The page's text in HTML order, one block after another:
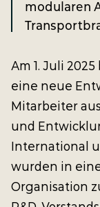
modularen
Am 1. Juli
eine neue
Mitarbeiter
und
International
wurden in
Organisation